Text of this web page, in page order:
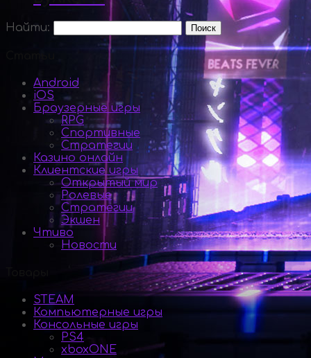
Найти:
Android
iOS
Браузерные игры
RPG
Спортивные
Стратегии
Казино онлайн
Клиентские игры
Открытый мир
Ролевые
Стратегии
Экшен
Чтиво
Новости
STEAM
Компьютерные игры
Консольные игры
PS4
xboxONE